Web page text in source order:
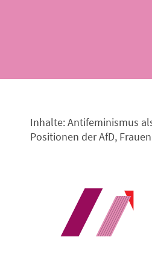
Inhalte: Antifeminismus
Positionen der AfD,